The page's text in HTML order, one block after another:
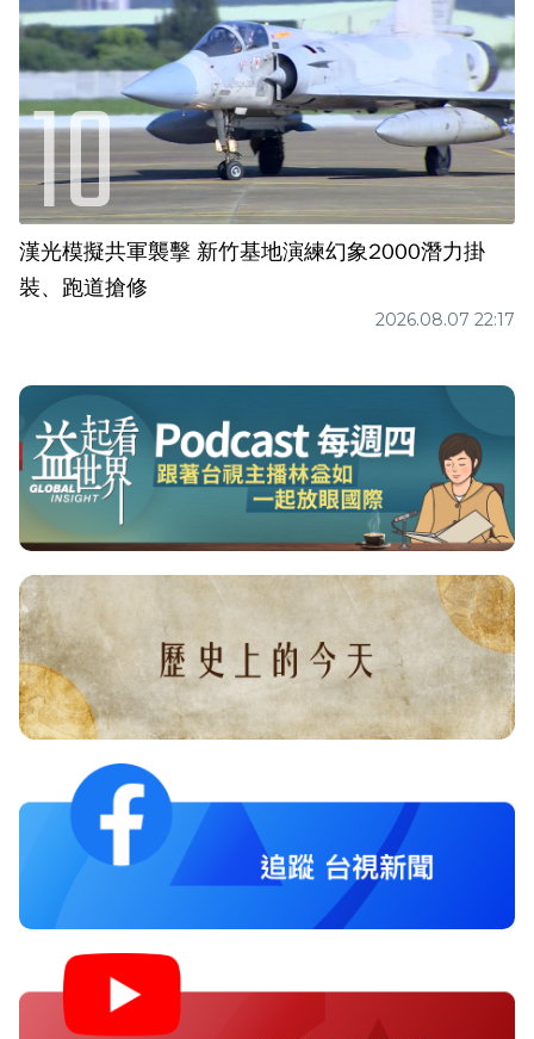
漢光模擬共軍襲擊 新竹基地演練幻象2000潛力掛
裝、跑道搶修
2026.08.07 22:17